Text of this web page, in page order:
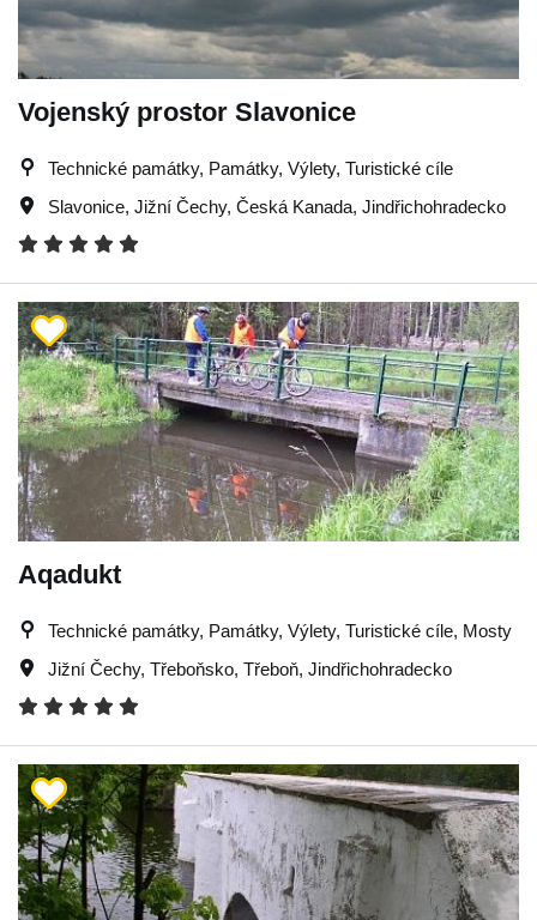
Vojenský prostor Slavonice
Technické památky, Památky, Výlety, Turistické cíle
Slavonice, Jižní Čechy, Česká Kanada, Jindřichohradecko
Aqadukt
Technické památky, Památky, Výlety, Turistické cíle, Mosty
Jižní Čechy, Třeboňsko, Třeboň, Jindřichohradecko